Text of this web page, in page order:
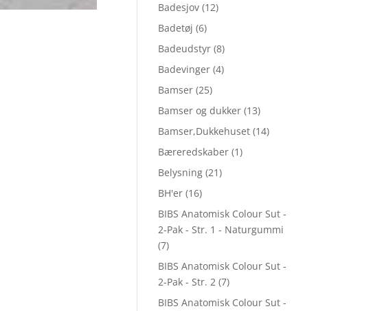
Badesjov (12)
Badetøj (6)
Badeudstyr (8)
Badevinger (4)
Bamser (25)
Bamser og dukker (13)
Bamser,Dukkehuset (14)
Bæreredskaber (1)
Belysning (21)
BH'er (16)
BIBS Anatomisk Colour Sut -
2-Pak - Str. 1 - Naturgummi
(7)
BIBS Anatomisk Colour Sut -
2-Pak - Str. 2 (7)
BIBS Anatomisk Colour Sut -